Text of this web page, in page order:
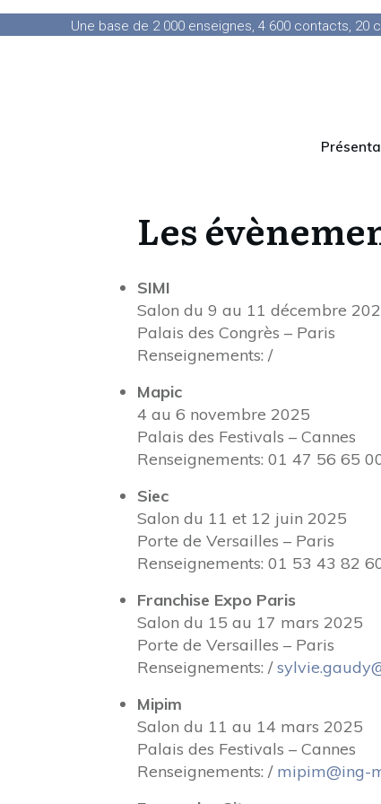
Une base de 2 000 enseignes, 4 600 contacts,
Les
SIMI
Salon du 9 au 11 décembre
Palais des Congrès – Paris
Renseignements: /
Mapic
4 au 6 novembre 2025
Palais des Festivals – Cannes
Renseignements: 01 47 56 65
Siec
Salon du 11 et 12 juin 2025
Porte de Versailles – Paris
Renseignements: 01 53 43 82
Franchise Expo Paris
Salon du 15 au 17 mars 2025
Porte de Versailles – Paris
Renseignements: /
Mipim
Salon du 11 au 14 mars 2025
Palais des Festivals – Cannes
Renseignements: / mipim@ing-